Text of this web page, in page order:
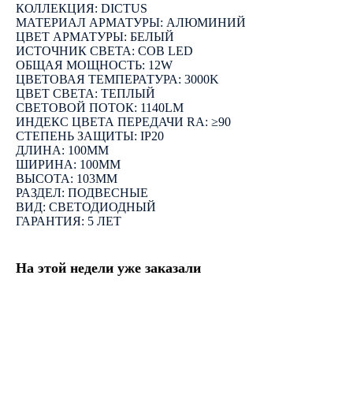
КОЛЛЕКЦИЯ: DICTUS
МАТЕРИАЛ АРМАТУРЫ: АЛЮМИНИЙ
ЦВЕТ АРМАТУРЫ: БЕЛЫЙ
ИСТОЧНИК СВЕТА: COB LED
ОБЩАЯ МОЩНОСТЬ: 12W
ЦВЕТОВАЯ ТЕМПЕРАТУРА: 3000K
ЦВЕТ СВЕТА: ТЕПЛЫЙ
СВЕТОВОЙ ПОТОК: 1140LM
ИНДЕКС ЦВЕТА ПЕРЕДАЧИ RA: ≥90
СТЕПЕНЬ ЗАЩИТЫ: IP20
ДЛИНА: 100ММ
ШИРИНА: 100ММ
ВЫСОТА: 103ММ
РАЗДЕЛ: ПОДВЕСНЫЕ
ВИД: СВЕТОДИОДНЫЙ
ГАРАНТИЯ: 5 ЛЕТ
На этой недели уже заказали